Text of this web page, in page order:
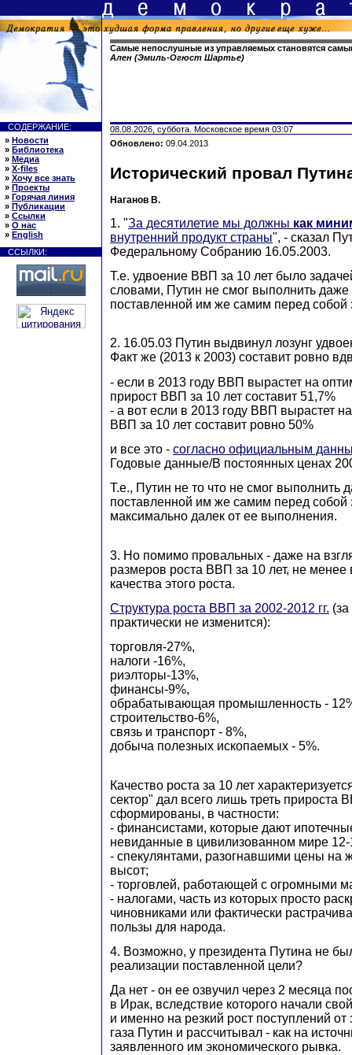
Самые непослушные из управляемых становятся
Ален (Эмиль-Огюст Шартье)
СОДЕРЖАНИЕ:
» Новости
» Библиотека
» Медиа
» X-files
» Хочу все знать
» Проекты
» Горячая линия
» Публикации
» Ссылки
» О нас
» English
ССЫЛКИ:
08.08.2026, суббота. Московское время 03:07
Обновлено: 09.04.2013
Исторический провал
Наганов В.
1. "За десятилетие мы должны как
внутренний продукт страны", - сказал
Федеральному Собранию 16.05.2003.
Т.е. удвоение ВВП за 10 лет было
словами, Путин не смог выполнить
поставленной им же самим перед собой
2. 16.05.03 Путин выдвинул лозунг
Факт же (2013 к 2003) составит ровно
- если в 2013 году ВВП вырастет на
прирост ВВП за 10 лет составит 51,7%
- а вот если в 2013 году ВВП вырастет
ВВП за 10 лет составит ровно 50%
и все это - согласно официальным
Годовые данные/В постоянных ценах
Т.е., Путин не то что не смог выполнить
поставленной им же самим перед собой
максимально далек от ее выполнения.
3. Но помимо провальных - даже на
размеров роста ВВП за 10 лет, не менее
качества этого роста.
Структура роста ВВП за 2002-2012 гг.
практически не изменится):
торговля-27%,
налоги -16%,
риэлторы-13%,
финансы-9%,
обрабатывающая промышленность -
строительство-6%,
связь и транспорт - 8%,
добыча полезных ископаемых - 5%.
Качество роста за 10 лет
сектор" дал всего лишь треть прироста
сформированы, в частности:
- финансистами, которые дают
невиданные в цивилизованном мире 12-
- спекулянтами, разогнавшими цены на
высот;
- торговлей, работающей с огромными
- налогами, часть из которых просто
чиновниками или фактически
пользы для народа.
4. Возможно, у президента Путина не
реализации поставленной цели?
Да нет - он ее озвучил через 2 месяца
в Ирак, вследствие которого начали
и именно на резкий рост поступлений от
газа Путин и рассчитывал - как на
заявленного им экономического рывка.